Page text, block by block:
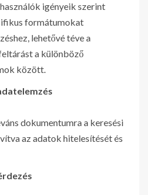
igényeik szerint
formátumokat
lehetővé téve a
a különböző
között.
dokumentumra a keresési
az adatok hitelesítését és